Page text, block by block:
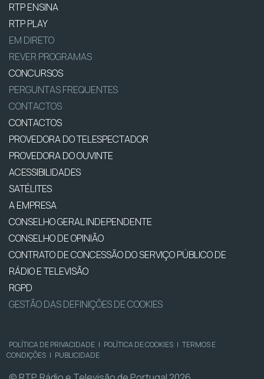
RTP ENSINA
RTP PLAY
EM DIRETO
REVER PROGRAMAS
CONCURSOS
PERGUNTAS FREQUENTES
CONTACTOS
CONTACTOS
PROVEDORA DO TELESPECTADOR
PROVEDORA DO OUVINTE
ACESSIBILIDADES
SATÉLITES
A EMPRESA
CONSELHO GERAL INDEPENDENTE
CONSELHO DE OPINIÃO
CONTRATO DE CONCESSÃO DO SERVIÇO PÚBLICO DE
RÁDIO E TELEVISÃO
RGPD
GESTÃO DAS DEFINIÇÕES DE COOKIES
POLÍTICA DE PRIVACIDADE | POLÍTICA DE COOKIES | TERMOS E
CONDIÇÕES | PUBLICIDADE